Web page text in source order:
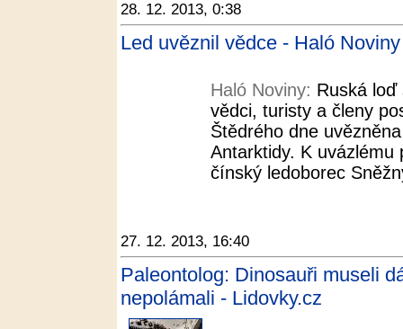
28. 12. 2013, 0:38
Led uvěznil vědce - Haló Noviny
Haló Noviny: Ruská loď
vědci, turisty a členy
Štědrého dne
Antarktidy. K uvázlému
čínský ledoborec
27. 12. 2013, 16:40
Paleontolog: Dinosauři museli
nepolámali - Lidovky.cz